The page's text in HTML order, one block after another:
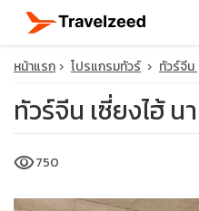
หน้าแรก โปรแกรมทัวร์ ทัวร์จีน
ทัวร์จีน เซี่ยงไฮ้
visibility750